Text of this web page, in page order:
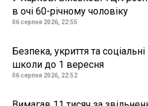
в очі 60-річному чоловіку
06 серпня 2026, 22:55
Безпека, укриття та
школи до 1 вересня
06 серпня 2026, 22:52